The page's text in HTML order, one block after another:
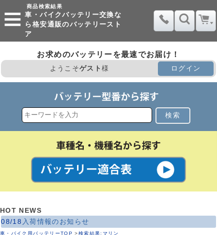
商品検索結果
車・バイクバッテリー交換な
ら格安通販のバッテリースト
ア
お求めのバッテリーを最速でお届け！
ようこそゲスト様 ログイン
検索
HOT NEWS
08/18 入荷情報のお知らせ
車・バイク用バッテリーTOP >検索結果:マリン